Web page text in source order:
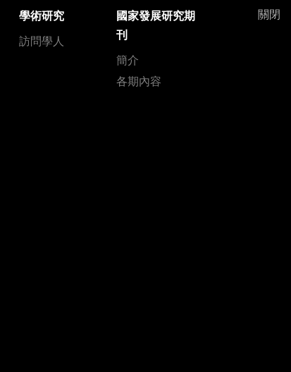
關閉
學術研究
訪問學人
國家發展研究期
刊
簡介
各期內容